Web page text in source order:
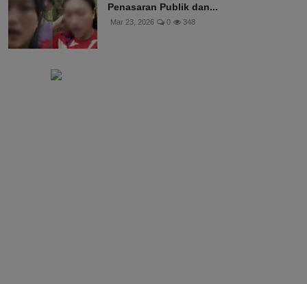
Penasaran Publik dan...
Mar 23, 2026 0 348